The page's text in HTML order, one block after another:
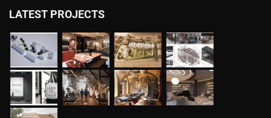
LATEST PROJECTS